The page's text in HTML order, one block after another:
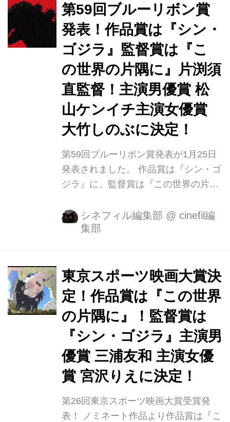
のランキングはベストとワーストの両
方にランキングされることも多いのだ
が、その中では岩井俊二監督の『リッ
プヴァンウィンクルの花嫁』が両方の
ランキングで同位に選ばれている。 詳
しくは、今回発売された『映画芸術』
458号の誌上でご覧いただけるが、選
者32人と編集部の選評に加え、6年ぶ
りに日本映画を振り返る総括座談会を
収録...
第59回ブルーリボン賞
発表！作品賞は『シン・
ゴジラ』監督賞は『こ
の世界の片隅に』片渕須
直監督！主演男優賞 松
山ケンイチ主演女優賞
大竹しのぶに決定！
第59回ブルーリボン賞発表が1月25日
発表されました。 作品賞は『シン・ゴ
ジラ』に、監督賞は『この世界の片隅
ぞれブルーリボン賞では怪獣作品とし
て初の作品賞、アニメーション作品と
女優賞 大竹しのぶに決定いたしまし
た。 主演女優賞を受賞した大竹しのぶ
は、過去に新人賞『青春の門』（75年
度）、助演女優賞『波光きらめく果
て』（86年度）を受賞しており、今回
の受賞と合わせ女性初の3部門を受賞
したこととなります。 その他、助演男
優賞にはリリー・フランキー
演女優...
シネフィル編集部 @ cinefil編
集部
東京スポーツ映画大賞決
定！作品賞は『この世界
の片隅に』！監督賞は
『シン・ゴジラ』主演男
優賞 三浦友和 主演女優
賞 宮沢りえに決定！
第26回東京スポーツ映画大賞受賞発
表！ ノミネート作品より作品賞は『こ